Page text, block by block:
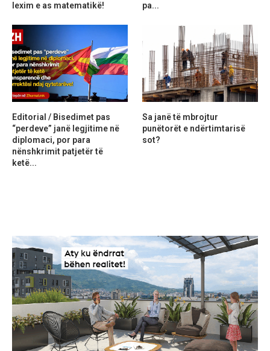
lexim e as matematikë!
pa...
Editorial / Bisedimet pas
“perdeve” janë legjitime në
diplomaci, por para
nënshkrimit patjetër të
ketë...
Sa janë të mbrojtur
punëtorët e ndërtimtarisë
sot?